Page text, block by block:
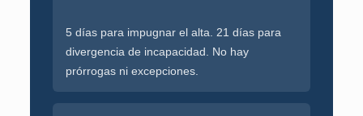
5 días para impugnar el alta. 21 días para
divergencia de incapacidad. No hay
prórrogas ni excepciones.